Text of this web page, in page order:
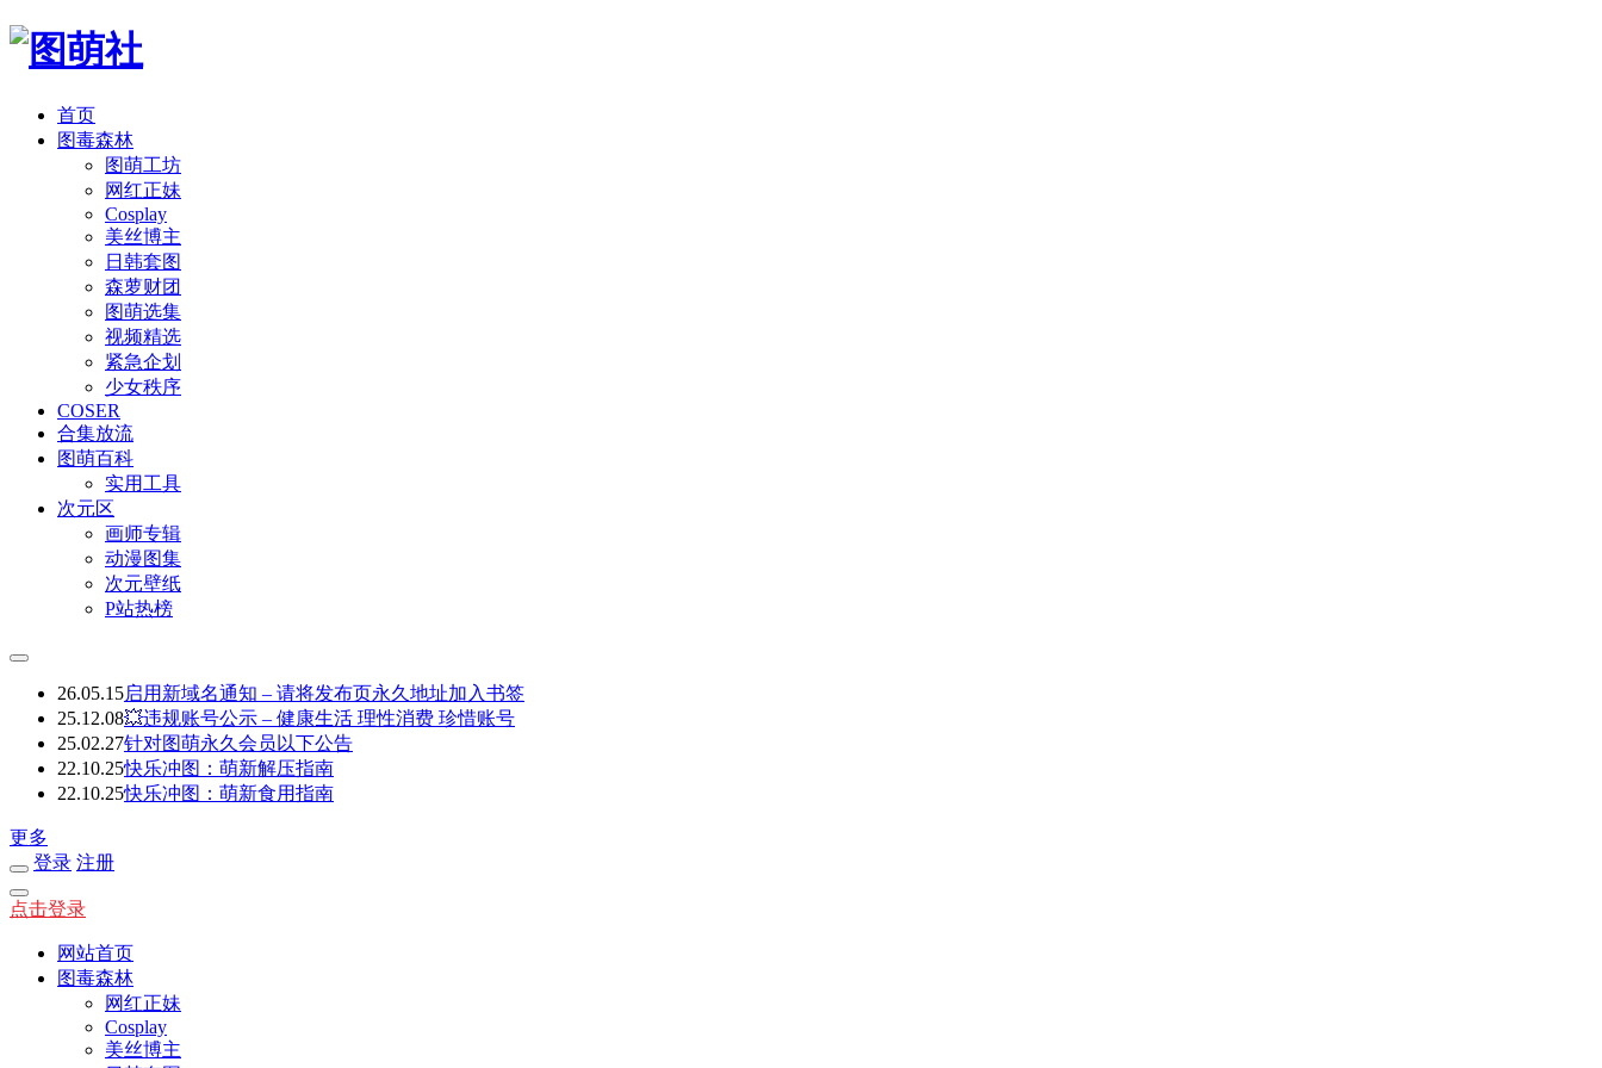
首页
图毒森林
图萌工坊
网红正妹
Cosplay
美丝博主
日韩套图
森萝财团
图萌选集
视频精选
紧急企划
少女秩序
COSER
合集放流
图萌百科
实用工具
次元区
画师专辑
动漫图集
次元壁纸
P站热榜
26.05.15启用新域名通知 – 请将发布页永久地址加入书签
25.12.08💥违规账号公示 – 健康生活 理性消费 珍惜账号
25.02.27针对图萌永久会员以下公告
22.10.25快乐冲图：萌新解压指南
22.10.25快乐冲图：萌新食用指南
更多
登录 注册
点击登录
网站首页
图毒森林
网红正妹
Cosplay
美丝博主